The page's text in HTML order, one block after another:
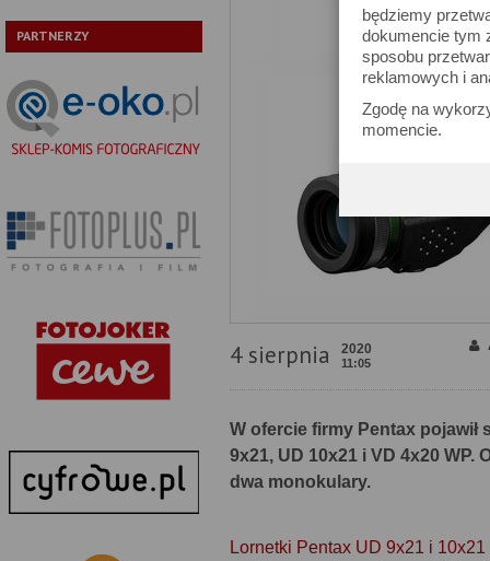
będziemy
dokumencie tym
sposobu
reklamowych i
Zgodę na
momencie.
PARTNERZY
4 sierpnia 2020
11:05
W ofercie firmy Pentax
9x21, UD 10x21 i VD 4x20
dwa monokulary.
Lornetki Pentax UD 9x21 i 10x21